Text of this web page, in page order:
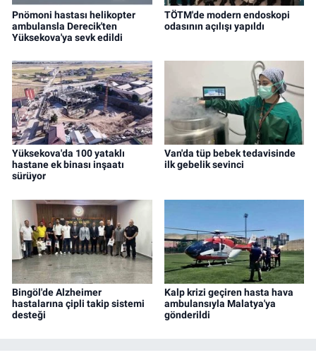
Pnömoni hastası helikopter
ambulansla Derecik'ten
Yüksekova'ya sevk edildi
TÖTM'de modern endoskopi
odasının açılışı yapıldı
Yüksekova'da 100 yataklı
hastane ek binası inşaatı
sürüyor
Van'da tüp bebek tedavisinde
ilk gebelik sevinci
Bingöl'de Alzheimer
hastalarına çipli takip sistemi
desteği
Kalp krizi geçiren hasta hava
ambulansıyla Malatya'ya
gönderildi